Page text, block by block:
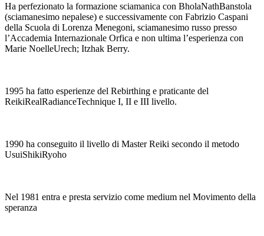
Ha perfezionato la formazione sciamanica con BholaNathBanstola
(sciamanesimo nepalese) e successivamente con Fabrizio Caspani
della Scuola di Lorenza Menegoni, sciamanesimo russo presso
l’Accademia Internazionale Orfica e non ultima l’esperienza con
Marie NoelleUrech; Itzhak Berry.
1995 ha fatto esperienze del Rebirthing e praticante del
ReikiRealRadianceTechnique I, II e III livello.
1990 ha conseguito il livello di Master Reiki secondo il metodo
UsuiShikiRyoho
Nel 1981 entra e presta servizio come medium nel Movimento della
speranza